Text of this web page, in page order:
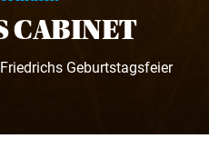
CABINET
Geburtstagsfeier